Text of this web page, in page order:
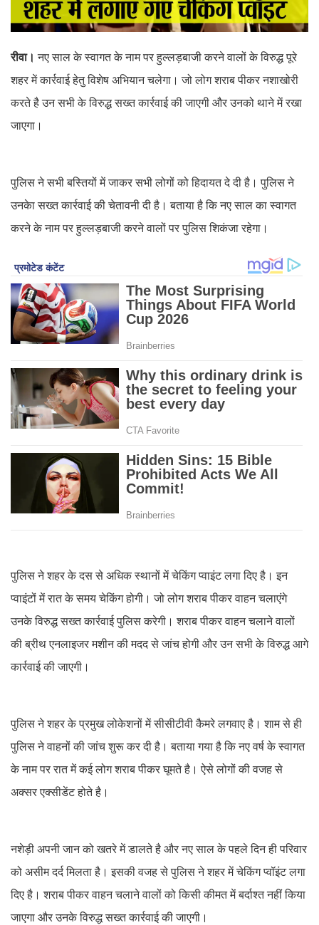
रीवा।नए साल के स्वागत के नाम पर हुल्लड़बाजी करने वालों के विरुद्ध पूरे
शहर में कार्रवाई हेतु विशेष अभियान चलेगा। जो लोग शराब पीकर नशाखोरी
करते है उन सभी के विरुद्ध सख्त कार्रवाई की जाएगी और उनको थाने में रखा
जाएगा।
पुलिस ने सभी बस्तियों में जाकर सभी लोगों को हिदायत दे दी है। पुलिस ने
उनकेा सख्त कार्रवाई की चेतावनी दी है। बताया है कि नए साल का स्वागत
करने के नाम पर हुल्लड़बाजी करने वालों पर पुलिस शिकंजा रहेगा।
पुलिस ने शहर के दस से अधिक स्थानों में चेकिंग प्वाइंट लगा दिए है। इन
प्वाइंटों में रात के समय चेकिंग होगी। जो लोग शराब पीकर वाहन चलाएंगे
उनके विरुद्ध सख्त कार्रवाई पुलिस करेगी। शराब पीकर वाहन चलाने वालों
की ब्रीथ एनलाइजर मशीन की मदद से जांच होगी और उन सभी के विरुद्ध आगे
कार्रवाई की जाएगी।
पुलिस ने शहर के प्रमुख लोकेशनों में सीसीटीवी कैमरे लगवाए है। शाम से ही
पुलिस ने वाहनों की जांच शुरू कर दी है। बताया गया है कि नए वर्ष के स्वागत
के नाम पर रात में कई लोग शराब पीकर घूमते है। ऐसे लोगों की वजह से
अक्सर एक्सीडेंट होते है।
नशेड़ी अपनी जान को खतरे में डालते है और नए साल के पहले दिन ही परिवार
को असीम दर्द मिलता है। इसकी वजह से पुलिस ने शहर में चेकिंग प्वॉइंट लगा
दिए है। शराब पीकर वाहन चलाने वालों को किसी कीमत में बर्दाश्त नहीं किया
जाएगा और उनके विरुद्ध सख्त कार्रवाई की जाएगी।